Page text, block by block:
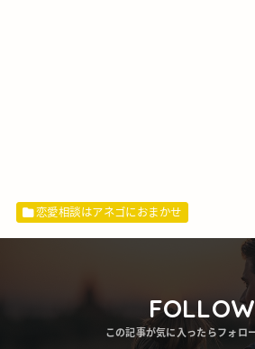
恋愛相談はアネゴにおまかせ
FOLLOW